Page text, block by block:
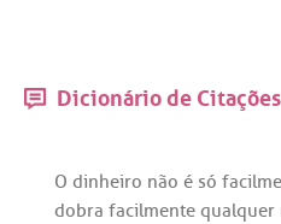
Dicionário de Citações
O dinheiro não é só
dobra facilmente qualquer